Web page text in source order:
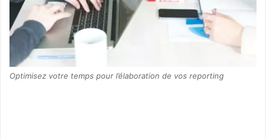
Optimisez votre temps pour l’élaboration de vos reporting